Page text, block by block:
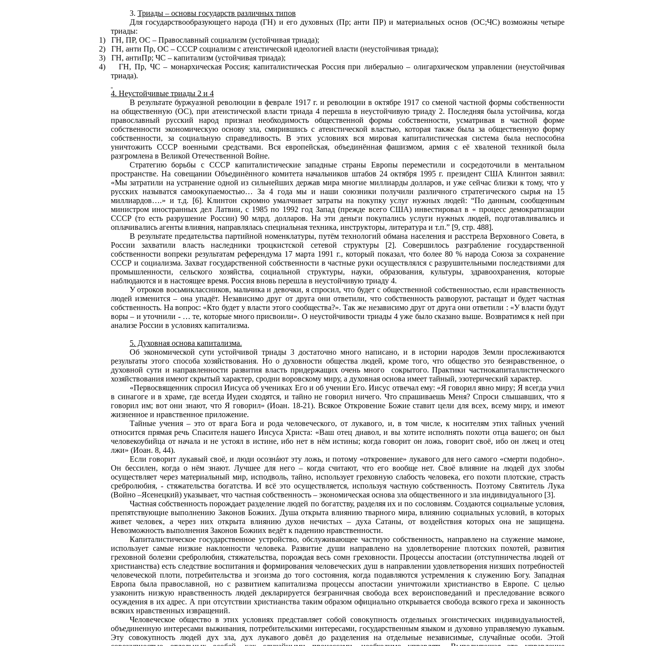
3. Триады – основы государств различных типов
Для государствообразующего народа (ГН) и его духовных (Пр; анти ПР) и материальных основ (ОС;ЧС) возможны четыре
триады:
1)
ГН, ПР, ОС – Православный социализм (устойчивая триада);
2)
ГН, анти Пр, ОС – СССР социализм с атеистической идеологией власти (неустойчивая триада);
3)
ГН, антиПр; ЧС – капитализм (устойчивая триада);
4)
ГН, Пр, ЧС – монархическая Россия; капиталистическая Россия при либерально – олигархическом управлении (неустойчивая
триада).
4. Неустойчивые триады 2 и 4
В результате буржуазной революции в феврале 1917 г. и революции в октябре 1917 со сменой частной формы собственности
на общественную (ОС), при атеистической власти триада 4 перешла в неустойчивую триаду 2. Последняя была устойчива, когда
православный русский народ признал необходимость общественной формы собственности, усматривая в частной форме
собственности экономическую основу зла, смирившись с атеистической властью, которая также была за общественную форму
собственности, за социальную справедливость. В этих условиях вся мировая капиталистическая система была неспособна
уничтожить СССР военными средствами. Вся европейская, объединённая фашизмом, армия с её хваленой техникой была
разгромлена в Великой Отечественной Войне.
Стратегию борьбы с СССР капиталистические западные страны Европы переместили и сосредоточили в ментальном
пространстве. На совещании Объединённого комитета начальников штабов 24 октября 1995 г. президент США Клинтон заявил:
«Мы затратили на устранение одной из сильнейших держав мира многие миллиарды долларов, и уже сейчас близки к тому, что у
русских называтся самоокупаемостью… За 4 года мы и наши союзники получили различного стратегического сырья на 15
миллиардов….» и т.д. [6]. Клинтон скромно умалчивает затраты на покупку услуг нужных людей: “По данным, сообщенным
министром иностранных дел Латвии, с 1985 по 1992 год Запад (прежде всего США) инвестировал в « процесс демократизации
СССР (то есть разрушение России) 90 млрд. долларов. На эти деньги покупались услуги нужных людей, подготавливались и
оплачивались агенты влияния, направлялась специальная техника, инструкторы, литература и т.п.” [9, стр. 488].
В результате предательства партийной номенклатуры, путём технологий обмана населения и расстрела Верховного Совета, в
России захватили власть наследники троцкистской сетевой структуры [2]. Совершилось разграбление государственной
собственности вопреки результатам референдума 17 марта 1991 г., который показал, что более 80 % народа Союза за сохранение
СССР и социализма. Захват государственной собственности в частные руки осуществлялся с разрушительными последствиями для
промышленности, сельского хозяйства, социальной структуры, науки, образования, культуры, здравоохранения, которые
наблюдаются и в настоящее время. Россия вновь перешла в неустойчивую триаду 4.
У отроков восьмиклассников, мальчика и девочки, я спросил, что будет с общественной собственностью, если нравственность
людей изменится – она упадёт. Независимо друг от друга они ответили, что собственность разворуют, растащат и будет частная
собственность. На вопрос: «Кто будет у власти этого сообщества?». Так же независимо друг от друга они ответили : «У власти будут
воры – и уточнили - … те, которые много присвоили». О неустойчивости триады 4 уже было сказано выше. Возвратимся к ней при
анализе России в условиях капитализма.
5. Духовная основа капитализма.
Об экономической сути устойчивой триады 3 достаточно много написано, и в истории народов Земли прослеживаются
результаты этого способа хозяйствования. Но о духовности общества людей, кроме того, что общество это безнравственное, о
духовной сути и направленности развития власть придержащих очень много
сокрытого. Практики частнокапиталлистического
хозяйствования имеют скрытый характер, сродни воровскому миру, а духовная основа имеет тайный, эзотерический характер.
«Первосвященник спросил Иисуса об учениках Его и об учении Его. Иисус отвечал ему: «Я говорил явно миру; Я всегда учил
в синагоге и в храме, где всегда Иудеи сходятся, и тайно не говорил ничего. Что спрашиваешь Меня? Спроси слышавших, что я
говорил им; вот они знают, что Я говорил» (Иоан. 18-21). Всякое Откровение Божие ставит цели для всех, всему миру, и имеют
жизненное и нравственное приложение.
Тайные учения – это от врага Бога и рода человеческого, от лукавого, и, в том числе, к носителям этих тайных учений
относится прямая речь Спасителя нашего Иисуса Христа: «Ваш отец диавол, и вы хотите исполнять похоти отца вашего; он был
человекоубийца от начала и не устоял в истине, ибо нет в нём истины; когда говорит он ложь, говорит своё, ибо он лжец и отец
лжи» (Иоан. 8, 44).
Если говорит лукавый своё, и люди осознáют эту ложь, и потому «откровение» лукавого для него самого «смерти подобно».
Он бессилен, когда о нём знают. Лучшее для него – когда считают, что его вообще нет. Своё влияние на людей дух злобы
осуществляет через материальный мир, исподволь, тайно, использует греховную слабость человека, его похоти плотские, страсть
сребролюбия, - стяжательства богатства. И всё это осуществляется, используя частную собственность. Поэтому Святитель Лука
(Войно –Ясенецкий) указывает, что частная собственность – экономическая основа зла общественного и зла индивидуального [3].
Частная собственность порождает разделение людей по богатству, разделяя их и по сословиям. Создаются социальные условия,
препятствующие выполнению Законов Божиих. Душа открыта влиянию тварного мира, влиянию социальных условий, в которых
живет человек, а через них открыта влиянию духов нечистых – духа Сатаны, от воздействия которых она не защищена.
Невозможность выполнения Законов Божиих ведёт к падению нравственности.
Капиталистическое государственное устройство, обслуживающее частную собственность, направлено на служение мамоне,
использует самые низкие наклонности человека. Развитие души направлено на удовлетворение плотских похотей, развития
греховной болезни сребролюбия, стяжательства, порождая весь сомн греховности. Процессы апостасии (отступничества людей от
христианства) есть следствие воспитания и формирования человеческих душ в направлении удовлетворения низших потребностей
человеческой плоти, потребительства и эгоизма до того состояния, когда подавляются устремления к служению Богу. Западная
Европа была православной, но с развитием капитализма процессы апостасии уничтожили христианство в Европе. С целью
узаконить низкую нравственность людей декларируется безграничная свобода всех вероисповеданий и преследование всякого
осуждения в их адрес. А при отсутствии христианства таким образом официально открывается свобода всякого греха и законность
всяких нравственных извращений.
Человеческое общество в этих условиях представляет собой совокупность отдельных эгоистических индивидуальностей,
объединенную интересами выживания, потребительскими интересами, государственным языком и духовно управляемую лукавым.
Эту совокупность людей дух зла, дух лукавого довёл до разделения на отдельные независимые, случайные особи. Этой